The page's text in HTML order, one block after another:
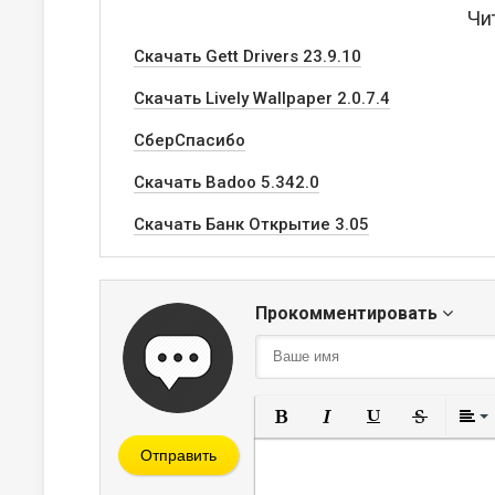
Скачать Gett Drivers 23.9.10
Скачать Lively Wallpaper 2.0.7.4
CберCпасибо
Скачать Badoo 5.342.0
Скачать Банк Открытие 3.05
Прокомментировать
Полужирный
Курсив
Отправить